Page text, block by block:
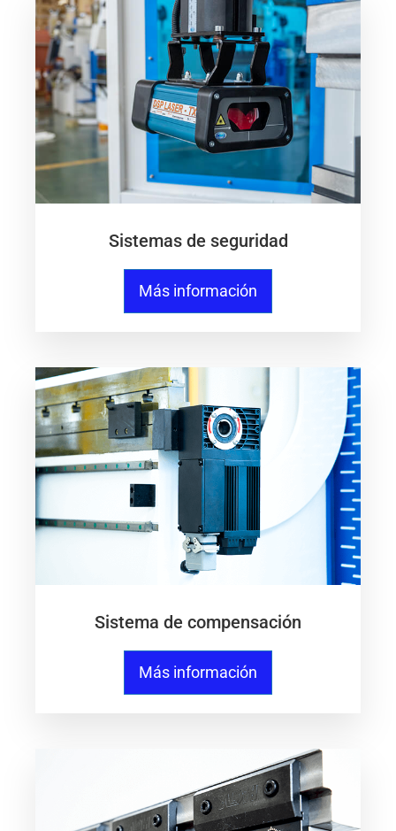
Sistemas de seguridad
Más información
Sistema de compensación
Más información